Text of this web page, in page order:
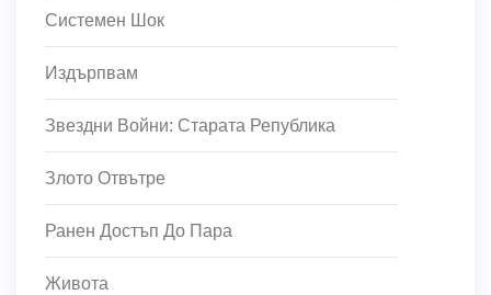
Системен Шок
Издърпвам
Звездни Войни: Старата Република
Злото Отвътре
Ранен Достъп До Пара
Живота